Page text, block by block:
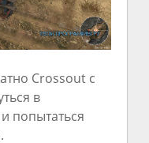
Crossout с
в
попытаться